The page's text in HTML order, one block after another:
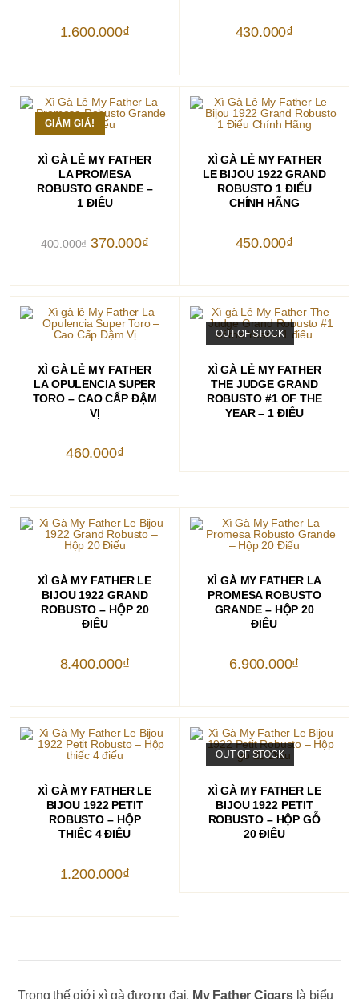
1.600.000₫ 430.000₫
GIẢM GIÁ!
THÊM VÀO GIỎ HÀNG
XÌ GÀ LẺ MY FATHER
LA PROMESA
ROBUSTO GRANDE –
1 ĐIẾU
400.000₫ Giá
gốc
370.000₫Giá
370.000₫.
THÊM VÀO GIỎ HÀNG
XÌ GÀ LẺ MY FATHER
LE BIJOU 1922 GRAND
ROBUSTO 1 ĐIẾU
CHÍNH HÃNG
450.000₫
THÊM VÀO GIỎ HÀNG
XÌ GÀ LẺ MY FATHER
LA OPULENCIA SUPER
TORO – CAO CẤP ĐẬM
VỊ
460.000₫
OUT OF STOCK
ĐỌC TIẾP
XÌ GÀ LẺ MY FATHER
THE JUDGE GRAND
ROBUSTO #1 OF THE
YEAR – 1 ĐIẾU
THÊM VÀO GIỎ HÀNG
XÌ GÀ MY FATHER LE
BIJOU 1922 GRAND
ROBUSTO – HỘP 20
ĐIẾU
8.400.000₫
THÊM VÀO GIỎ HÀNG
XÌ GÀ MY FATHER LA
PROMESA ROBUSTO
GRANDE – HỘP 20
ĐIẾU
6.900.000₫
THÊM VÀO GIỎ HÀNG
XÌ GÀ MY FATHER LE
BIJOU 1922 PETIT
ROBUSTO – HỘP
THIẾC 4 ĐIẾU
1.200.000₫
OUT OF STOCK
XÌ GÀ MY FATHER LE
BIJOU 1922 PETIT
ROBUSTO – HỘP GỖ
20 ĐIẾU
Trong thế giới xì gà đương đại, My Father Cigarslà biểu